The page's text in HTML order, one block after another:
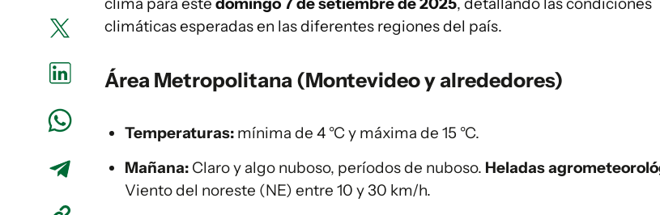
climáticas esperadas en las diferentes regiones del país.
Área Metropolitana (Montevideo y alrededores)
Temperaturas: mínima de 4 °C y máxima de 15 °C.
Mañana: Claro y algo nuboso, períodos de nuboso. Heladas
Viento del noreste (NE) entre 10 y 30 km/h.